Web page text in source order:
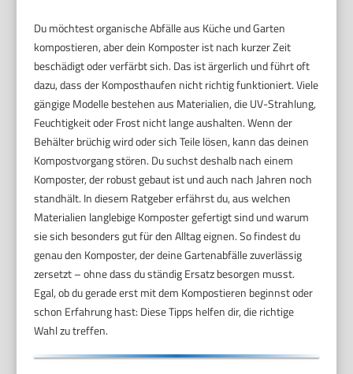
Du möchtest organische Abfälle aus Küche und Garten
kompostieren, aber dein Komposter ist nach kurzer Zeit
beschädigt oder verfärbt sich. Das ist ärgerlich und führt oft
dazu, dass der Komposthaufen nicht richtig funktioniert. Viele
gängige Modelle bestehen aus Materialien, die UV-Strahlung,
Feuchtigkeit oder Frost nicht lange aushalten. Wenn der
Behälter brüchig wird oder sich Teile lösen, kann das deinen
Kompostvorgang stören. Du suchst deshalb nach einem
Komposter, der robust gebaut ist und auch nach Jahren noch
standhält. In diesem Ratgeber erfährst du, aus welchen
Materialien langlebige Komposter gefertigt sind und warum
sie sich besonders gut für den Alltag eignen. So findest du
genau den Komposter, der deine Gartenabfälle zuverlässig
zersetzt – ohne dass du ständig Ersatz besorgen musst.
Egal, ob du gerade erst mit dem Kompostieren beginnst oder
schon Erfahrung hast: Diese Tipps helfen dir, die richtige
Wahl zu treffen.